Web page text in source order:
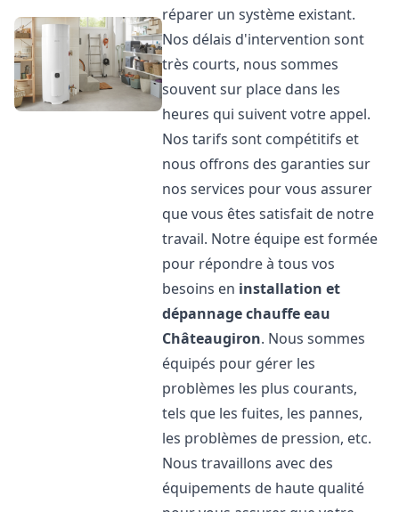
réparer un système existant.
Nos délais d'intervention sont
très courts, nous sommes
souvent sur place dans les
heures qui suivent votre appel.
Nos tarifs sont compétitifs et
nous offrons des garanties sur
nos services pour vous assurer
que vous êtes satisfait de notre
travail. Notre équipe est formée
pour répondre à tous vos
besoins en installation et
dépannage chauffe eau
Châteaugiron. Nous sommes
équipés pour gérer les
problèmes les plus courants,
tels que les fuites, les pannes,
les problèmes de pression, etc.
Nous travaillons avec des
équipements de haute qualité